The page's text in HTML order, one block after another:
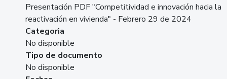
Presentación PDF "Competitividad e innovación hacia la
reactivación en vivienda" - Febrero 29 de 2024
Categoria
No disponible
Tipo de documento
No disponible